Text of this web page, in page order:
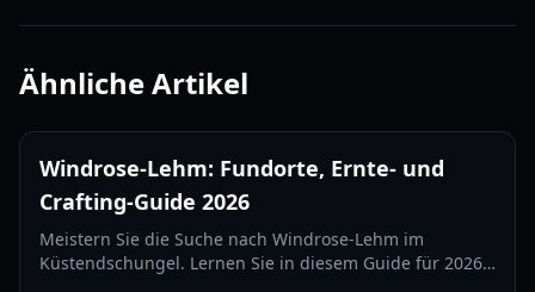
Ähnliche Artikel
Windrose-Lehm: Fundorte, Ernte- und
Crafting-Guide 2026
Meistern Sie die Suche nach Windrose-Lehm im
Küstendschungel. Lernen Sie in diesem Guide für 2026